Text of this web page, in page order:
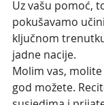
Uz vašu pomoć,
pokušavamo
ključnom
jadne nacije.
Molim vas,
god možete.